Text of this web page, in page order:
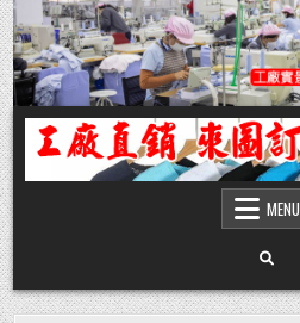
Skip
to
content
團體服
團體服製作,公司企業工作制服POLO衫T恤
港客製化衣服MENU